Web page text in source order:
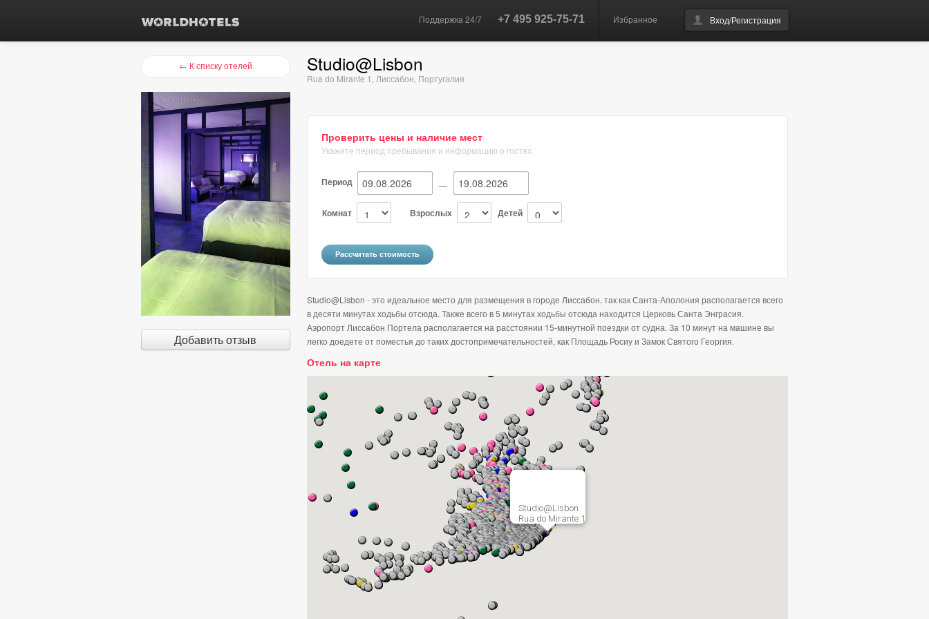
Избранное Вход/Регистрация
Поддержка 24/7 +7 495 925-75-71
← К списку отелей
Добавить отзыв
Studio@Lisbon
Rua do Mirante 1 Лиссабон Португалия
Проверить цены и наличие мест
Укажите период пребывания и информацию о гостях.
Период —
Комнат Взрослых Детей
Studio@Lisbon - это идеальное место для размещения в городе Лиссабон, так как Санта-Аполония располагается всего
в десяти минутах ходьбы отсюда. Также всего в 5 минутах ходьбы отсюда находится Церковь Санта Энграсия.
Аэропорт Лиссабон Портела располагается на расстоянии 15-минутной поездки от судна. За 10 минут на машине вы
легко доедете от поместья до таких достопримечательностей, как Площадь Росиу и Замок Святого Георгия.
Отель на карте
Studio@Lisbon
Rua do Mirante 1